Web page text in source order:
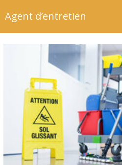
Agent d’entretien